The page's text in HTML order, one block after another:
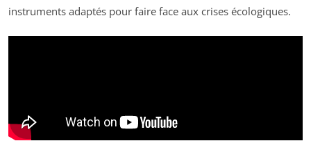
instruments adaptés pour faire face aux crises écologiques.